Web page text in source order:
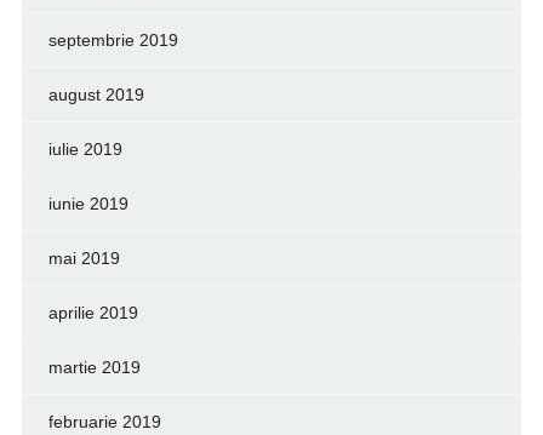
septembrie 2019
august 2019
iulie 2019
iunie 2019
mai 2019
aprilie 2019
martie 2019
februarie 2019